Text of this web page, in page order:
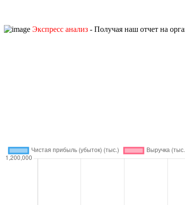
Экспресс анализ - Получая наш отчет на